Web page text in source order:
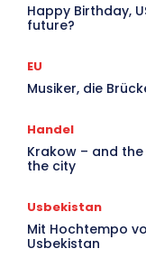
Happy Birthday,
future?
EU
Musiker, die
Handel
Krakow – and
the city
Usbekistan
Mit Hochtempo
Usbekistan